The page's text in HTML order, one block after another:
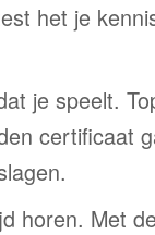
het je
je speelt.
certificaat
horen. Met